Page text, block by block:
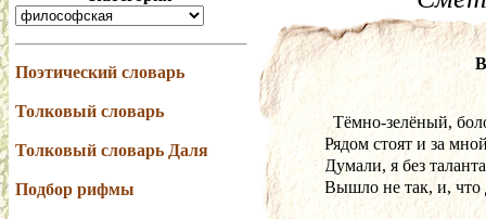
Поэтический словарь
Толковый словарь
Толковый словарь Даля
Подбор рифмы
Тёмно-зелёный,
Рядом стоят и за
Думали, я без
Вышло не так, и, что